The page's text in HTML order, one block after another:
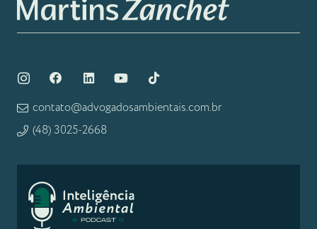
contato@advogadosambientais.com.br
(48) 3025-2668